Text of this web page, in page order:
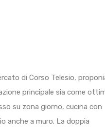
di Corso Telesio,
principale sia come
su zona giorno, cucina con
anche a muro. La doppia